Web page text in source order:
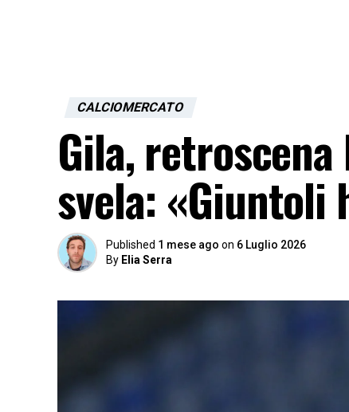
CALCIOMERCATO
Gila,
svela: «Giuntoli
Published 1 mese ago on 6 Luglio 2026
By Elia Serra